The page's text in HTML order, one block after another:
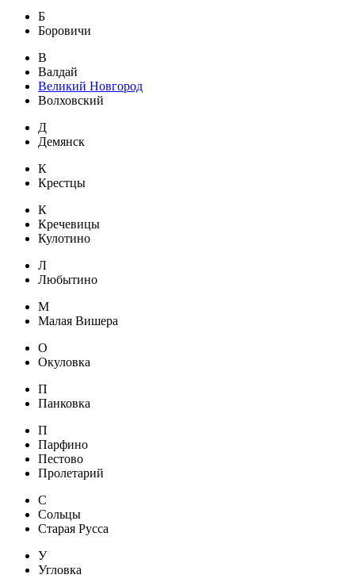
Б
Боровичи
В
Валдай
Великий Новгород
Волховский
Д
Демянск
К
Крестцы
К
Кречевицы
Кулотино
Л
Любытино
М
Малая Вишера
О
Окуловка
П
Панковка
П
Парфино
Пестово
Пролетарий
С
Сольцы
Старая Русса
У
Угловка